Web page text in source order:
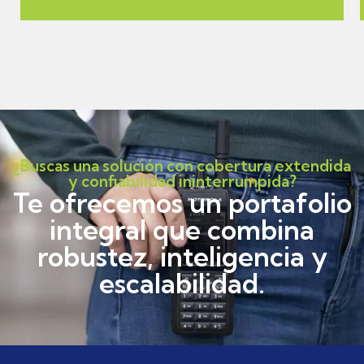
¿Buscas una solución con cobertura extendida
y confiabilidad ininterrumpida?
Te ofrecemos un portafolio
integral que combina
robustez, inteligencia y
escalabilidad.